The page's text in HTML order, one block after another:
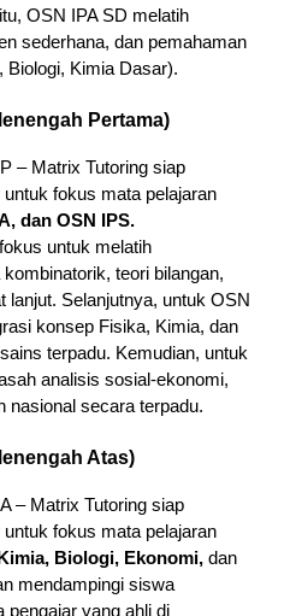
OSN IPA SD melatih
sederhana, dan pemahaman
Kimia Dasar).
Pertama)
– Matrix Tutoring siap
fokus mata pelajaran
dan OSN IPS.
untuk melatih
teori bilangan,
lanjut. Selanjutnya, untuk OSN
konsep Fisika, Kimia, dan
terpadu. Kemudian, untuk
analisis sosial-ekonomi,
nasional secara terpadu.
Atas)
– Matrix Tutoring siap
fokus mata pelajaran
Biologi, Ekonomi, dan
mendampingi siswa
pengajar yang ahli di